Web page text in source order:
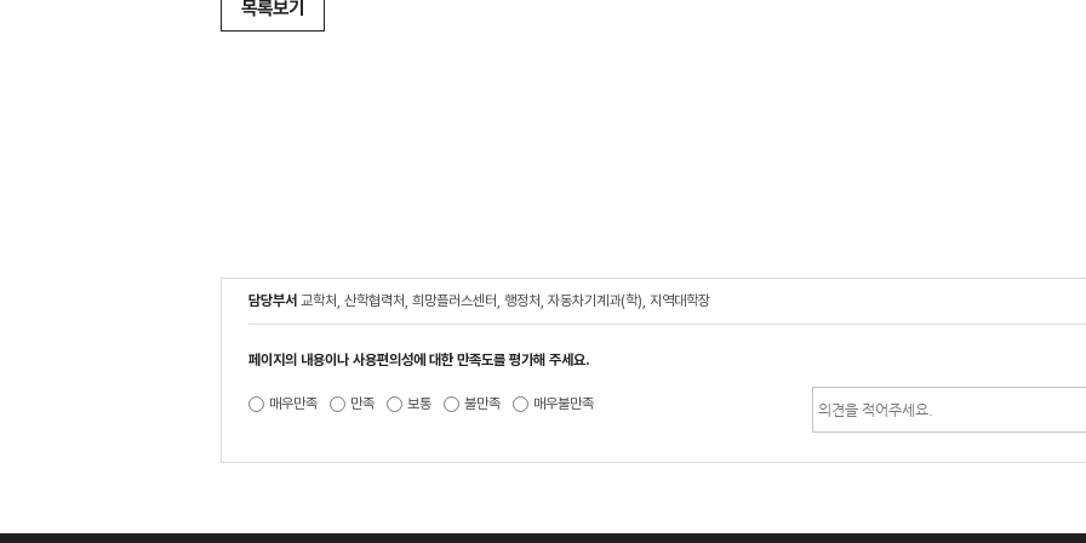
목록보기
담당부서 교학처, 산학협력처, 희망플러스센터, 행정처, 자동차기계과(학), 지역대학장
페이지의 내용이나 사용편의성에 대한 만족도를 평가해 주세요.
매우만족 만족 보통 불만족 매우불만족